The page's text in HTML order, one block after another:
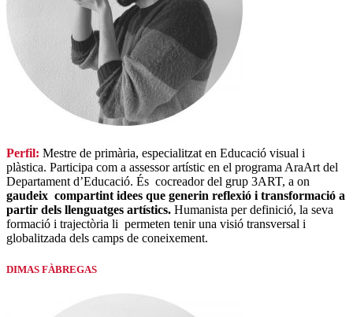
Perfil: Mestre de primària, especialitzat en Educació visual i
plàstica. Participa com a assessor artístic en el programa AraArt del
Departament d’Educació. És cocreador del grup 3ART, a on
gaudeix compartint idees que generin reflexió i transformació a
partir dels llenguatges artístics. Humanista per definició, la seva
formació i trajectòria li permeten tenir una visió transversal i
globalitzada dels camps de coneixement.
DIMAS FÀBREGAS